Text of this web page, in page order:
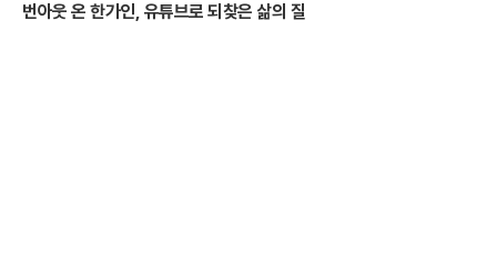
번아웃 온 한가인, 유튜브로 되찾은 삶의 질